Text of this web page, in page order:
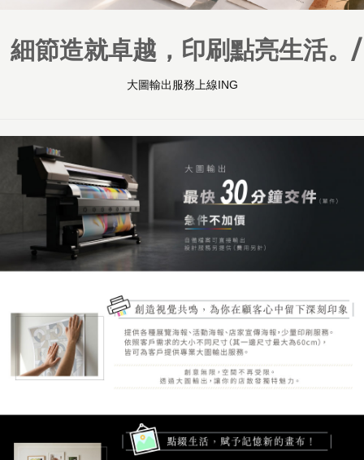
細節造就卓越，印刷點亮生活。/
大圖輸出服務上線ING